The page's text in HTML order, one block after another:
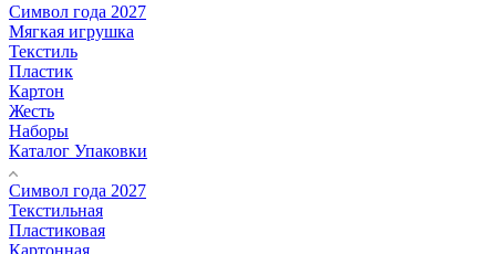
Символ года 2027
Мягкая игрушка
Текстиль
Пластик
Картон
Жесть
Наборы
Каталог Упаковки
Символ года 2027
Текстильная
Пластиковая
Картонная